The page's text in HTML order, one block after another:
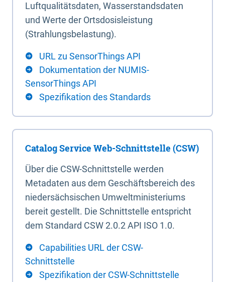
Luftqualitätsdaten, Wasserstandsdaten
und Werte der Ortsdosisleistung
(Strahlungsbelastung).
URL zu SensorThings API
Dokumentation der NUMIS-
SensorThings API
Spezifikation des Standards
Catalog Service Web-Schnittstelle (CSW)
Über die CSW-Schnittstelle werden
Metadaten aus dem Geschäftsbereich des
niedersächsischen Umweltministeriums
bereit gestellt. Die Schnittstelle entspricht
dem Standard CSW 2.0.2 API ISO 1.0.
Capabilities URL der CSW-
Schnittstelle
Spezifikation der CSW-Schnittstelle